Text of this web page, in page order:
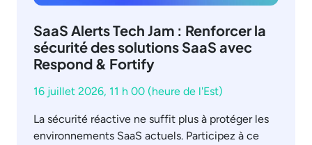
SaaS Alerts Tech Jam : Renforcer la
sécurité des solutions SaaS avec
Respond & Fortify
16 juillet 2026, 11 h 00 (heure de l'Est)
La sécurité réactive ne suffit plus à protéger les
environnements SaaS actuels. Participez à ce